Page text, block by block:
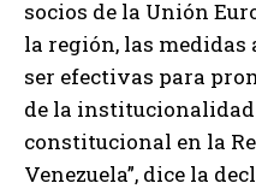
socios de la Unión
la región, las medidas
ser efectivas para
de la
constitucional en la
Venezuela”, dice la